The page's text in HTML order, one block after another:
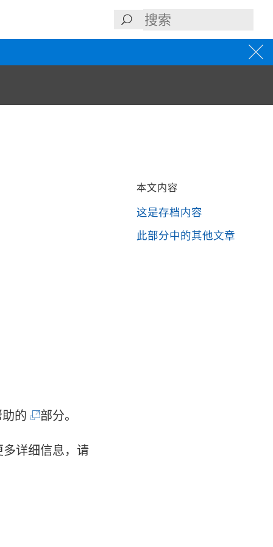
的 (
接
部分。
多详细信息，请
本文内容
这是存档内容
此部分中的其他文章